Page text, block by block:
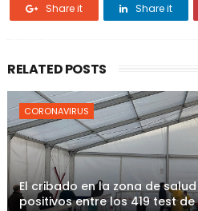
Share it Share it
RELATED POSTS
CORONAVIRUS
El cribado en la zona de
positivos entre los 419 test